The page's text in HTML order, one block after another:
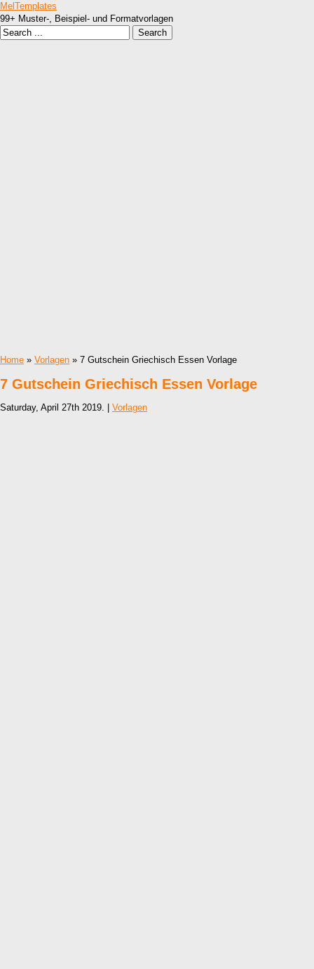
MelTemplates
99+ Muster-, Beispiel- und Formatvorlagen
Home » Vorlagen » 7 Gutschein Griechisch Essen Vorlage
7 Gutschein Griechisch Essen Vorlage
Saturday, April 27th 2019. | Vorlagen